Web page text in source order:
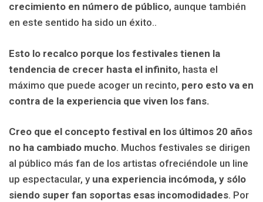
crecimiento en número de público, aunque también
en este sentido ha sido un éxito..
Esto lo recalco porque los festivales tienen la
tendencia de crecer hasta el infinito, hasta el
máximo que puede acoger un recinto, pero esto va en
contra de la experiencia que viven los fans.
Creo que el concepto festival en los últimos 20 años
no ha cambiado mucho. Muchos festivales se dirigen
al público más fan de los artistas ofreciéndole un line
up espectacular, y una experiencia incómoda, y sólo
siendo super fan soportas esas incomodidades. Por